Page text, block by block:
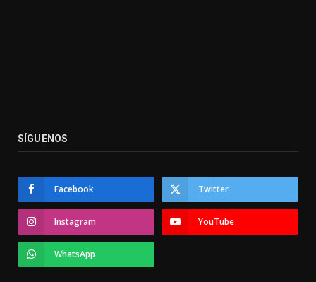
SÍGUENOS
Facebook Twitter
Instagram YouTube
WhatsApp